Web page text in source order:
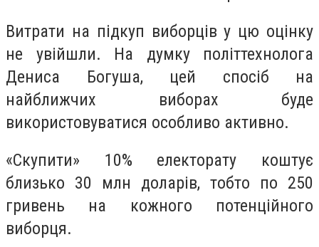
Витрати на підкуп виборців у цю оцінку
не увійшли. На думку політтехнолога
Дениса Богуша, цей спосіб на
найближчих виборах буде
використовуватися особливо активно.
«Скупити» 10% електорату коштує
близько 30 млн доларів, тобто по 250
гривень на кожного потенційного
виборця.